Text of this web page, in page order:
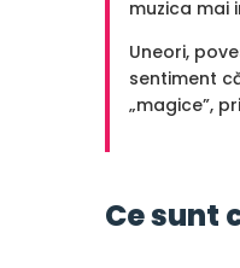
muzica mai
Uneori,
sentiment
„magice”,
Ce sunt